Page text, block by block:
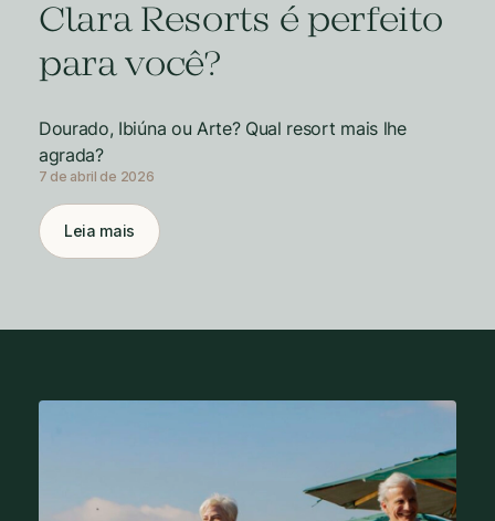
Clara Resorts é perfeito
para você?
Dourado, Ibiúna ou Arte? Qual resort mais lhe
agrada?
7 de abril de 2026
Leia mais